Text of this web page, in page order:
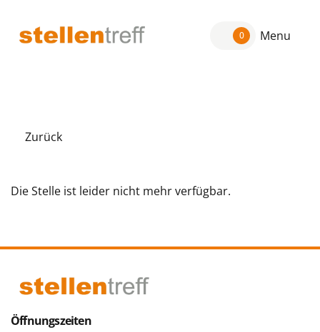
0 Menu
Zurück
Die Stelle ist leider nicht mehr verfügbar.
Öffnungszeiten